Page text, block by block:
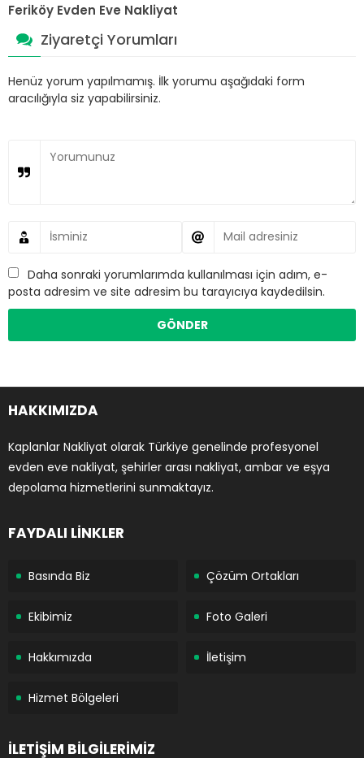
Feriköy Evden Eve Nakliyat
Ziyaretçi Yorumları
Henüz yorum yapılmamış. İlk yorumu aşağıdaki form
aracılığıyla siz yapabilirsiniz.
Daha sonraki yorumlarımda kullanılması için adım, e-
posta adresim ve site adresim bu tarayıcıya kaydedilsin.
HAKKIMIZDA
Kaplanlar Nakliyat olarak Türkiye genelinde profesyonel
evden eve nakliyat, şehirler arası nakliyat, ambar ve eşya
depolama hizmetlerini sunmaktayız.
FAYDALI LİNKLER
Basında Biz Çözüm Ortakları
Ekibimiz Foto Galeri
Hakkımızda İletişim
Hizmet Bölgeleri
İLETİŞİM BİLGİLERİMİZ